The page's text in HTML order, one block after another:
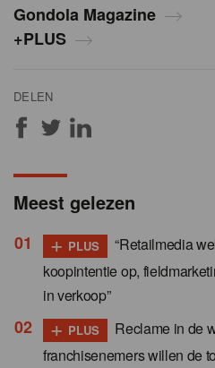
Gondola Magazine
+PLUS
DELEN
Meest gelezen
+ PLUS
“Retailmedia
koopintentie op,
in verkoop”
+ PLUS
Reclame in de
franchisenemers willen de